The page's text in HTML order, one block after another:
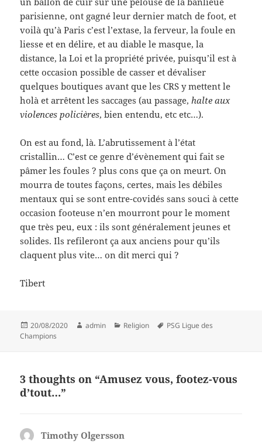
parisienne, ont gagné leur dernier match de foot, et
voilà qu’à Paris c’est l’extase, la ferveur, la foule en
liesse et en délire, et au diable le masque, la
distance, la Loi et la propriété privée, puisqu’il est à
cette occasion possible de casser et dévaliser
quelques boutiques avant que les CRS y mettent le
holà et arrêtent les saccages (au passage,halte aux
violences policières, bien entendu, etc etc…).
On est au fond, là. L’abrutissement à l’état
cristallin… C’est ce genre d’évènement qui fait se
pâmer les foules ? plus cons que ça on meurt. On
mourra de toutes façons, certes, mais les débiles
mentaux qui se sont entre-covidés sans souci à cette
occasion footeuse n’en mourront pour le moment
que très peu, eux : ils sont généralement jeunes et
solides. Ils refileront ça aux anciens pour qu’ils
claquent plus vite… on dit merci qui ?
Tibert
Posted
on
20/08/2020 Author
admin Categories
Religion Tags
PSG Ligue des
Champions
3 thoughts on “Amusez vous, footez-vous
d’tout…”
Timothy Olgersson